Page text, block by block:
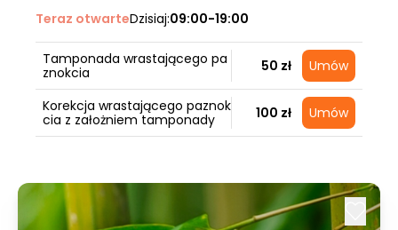
Teraz otwarteDzisiaj:09:00-19:00
Tamponada wrastającego pa
znokcia
50 zł Umów
Korekcja wrastającego paznok
cia z założniem tamponady
100 zł Umów